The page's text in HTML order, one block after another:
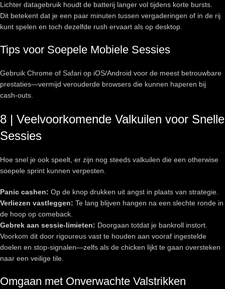
Lichter datagebruik houdt de batterij langer vol tijdens korte bursts.
Dit betekent dat je een paar minuten tussen vergaderingen of in de rij
kunt spelen en toch dezelfde rush ervaart als op desktop.
Tips voor Soepele Mobiele Sessies
Gebruik Chrome of Safari op iOS/Android voor de meest betrouwbare
prestaties—vermijd verouderde browsers die kunnen haperen bij
cash‑outs.
8 | Veelvoorkomende Valkuilen voor Snelle
Sessies
Hoe snel je ook speelt, er zijn nog steeds valkuilen die een otherwise
soepele sprint kunnen verpesten.
Panic cashen: Op de knop drukken uit angst in plaats van strategie.
Verliezen vastleggen: Te lang blijven hangen na een slechte ronde in
de hoop op comeback.
Gebrek aan sessie‑limieten: Doorgaan totdat je bankroll instort.
Voorkom dit door rigoureus vast te houden aan vooraf ingestelde
doelen en stop‑signalen—zelfs als de chicken lijkt te gaan oversteken
naar een veilige tile.
Omgaan met Onverwachte Valstrikken